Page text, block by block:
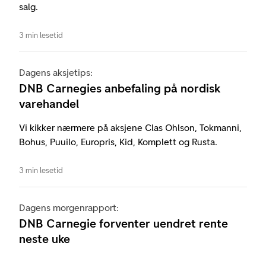
salg.
3 min lesetid
Dagens aksjetips:
DNB Carnegies anbefaling på nordisk
varehandel
Vi kikker nærmere på aksjene Clas Ohlson, Tokmanni,
Bohus, Puuilo, Europris, Kid, Komplett og Rusta.
3 min lesetid
Dagens morgenrapport:
DNB Carnegie forventer uendret rente
neste uke